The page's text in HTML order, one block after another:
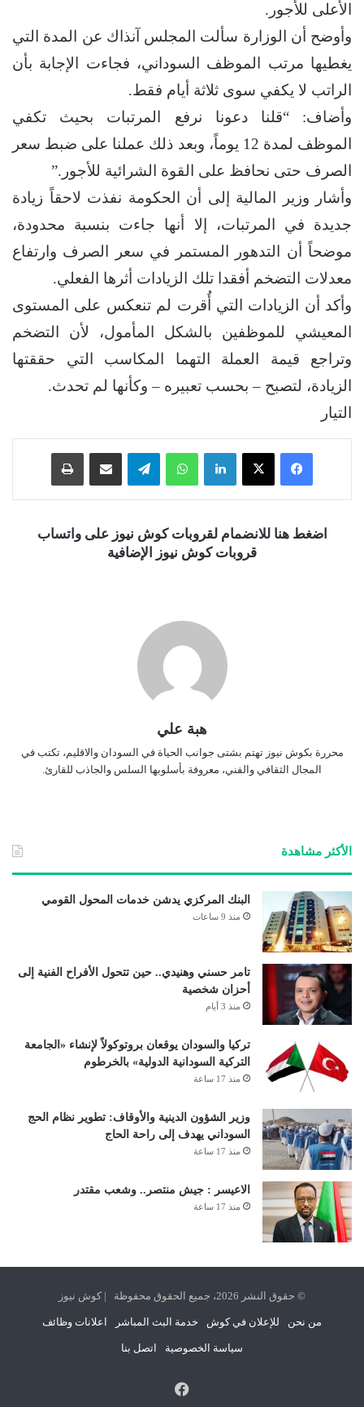
الأعلى للأجور.
وأوضح أن الوزارة سألت المجلس آنذاك عن المدة التي
يغطيها مرتب الموظف السوداني، فجاءت الإجابة بأن
الراتب لا يكفي سوى ثلاثة أيام فقط.
وأضاف: “قلنا دعونا نرفع المرتبات بحيث تكفي
الموظف لمدة 12 يوماً، وبعد ذلك عملنا على ضبط سعر
الصرف حتى نحافظ على القوة الشرائية للأجور.”
وأشار وزير المالية إلى أن الحكومة نفذت لاحقاً زيادة
جديدة في المرتبات، إلا أنها جاءت بنسبة محدودة،
موضحاً أن التدهور المستمر في سعر الصرف وارتفاع
معدلات التضخم أفقدا تلك الزيادات أثرها الفعلي.
وأكد أن الزيادات التي أُقرت لم تنعكس على المستوى
المعيشي للموظفين بالشكل المأمول، لأن التضخم
وتراجع قيمة العملة التهما المكاسب التي حققتها
الزيادة، لتصبح – بحسب تعبيره – وكأنها لم تحدث.
التيار
فيسبوك ‫X لينكدإن واتساب تيلقرام
اضغط هنا للانضمام لقروبات كوش نيوز على واتساب
قروبات كوش نيوز الإضافية
هبة علي
محررة بكوش نيوز تهتم بشتى جوانب الحياة في السودان والاقليم، تكتب في
المجال الثقافي والفني، معروفة بأسلوبها السلس والجاذب للقارئ.
الأكثر مشاهدة
البنك المركزي يدشن خدمات المحول القومي
منذ 9 ساعات
تامر حسني وهنيدي.. حين تتحول الأفراح الفنية إلى
أحزان شخصية
منذ 3 أيام
تركيا والسودان يوقعان بروتوكولاً لإنشاء «الجامعة
التركية السودانية الدولية» بالخرطوم
منذ 17 ساعة
وزير الشؤون الدينية والأوقاف: تطوير نظام الحج
السوداني يهدف إلى راحة الحاج
منذ 17 ساعة
الاعيسر : جيش منتصر.. وشعب مقتدر
منذ 17 ساعة
© حقوق النشر 2026، جميع الحقوق محفوظة | كوش نيوز
من نحن للإعلان في كوش خدمة البث المباشر اعلانات وظائف
سياسة الخصوصية اتصل بنا